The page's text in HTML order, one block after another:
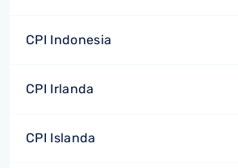
CPI Indonesia
CPI Irlanda
CPI Islanda